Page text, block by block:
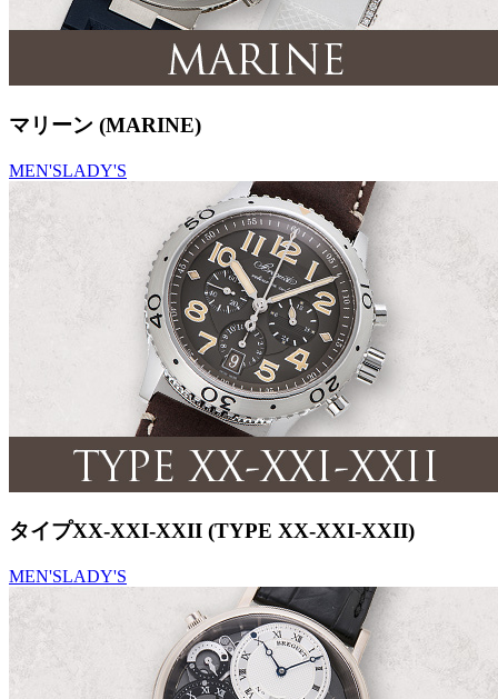
マリーン (MARINE)
MEN'SLADY'S
タイプXX-XXI-XXII (TYPE XX-XXI-XXII)
MEN'SLADY'S